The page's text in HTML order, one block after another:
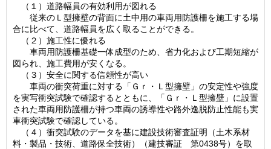
（１）道路幅員の有効利用が図れる
従来のＬ型擁壁の背面に土中用の車両用防護柵を施工する場
合に比べて、道路幅員を広く取ることができる。
（２）施工性に優れる
車両用防護柵基礎一体成型のため、省力化および工期短縮が
図られ、施工費用が安くなる。
（３）安全に関する信頼性が高い
車両の衝突荷重に対する「Ｇｒ・Ｌ型擁壁」の安定性や強度
を実写衝突試験で確認するとともに、「Ｇｒ・Ｌ型擁壁」に設置
された車両用防護柵が持つ車両の誘導性や路外逸脱防止性能も実
車衝突試験で確認している。
（４）衝突試験のデータを基に建設技術審査証明（土木系材
料・製品・技術、道路保全技術）（建技審証 第0438号）を取